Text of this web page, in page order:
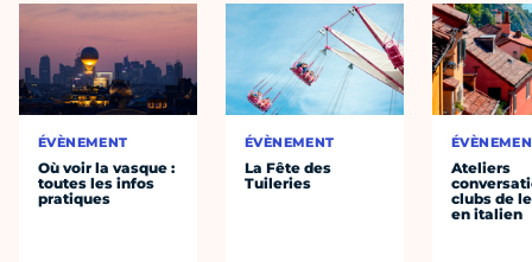
ÉVÈNEMENT
Où voir la vasque :
toutes les infos
pratiques
ÉVÈNEMENT
La Fête des
Tuileries
Ateliers
clubs de
en italien